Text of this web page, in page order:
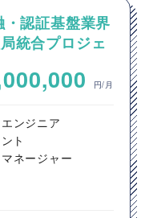
・認証基盤業界
統合プロジェ
円/月
ンジニア
ト
ネージャー